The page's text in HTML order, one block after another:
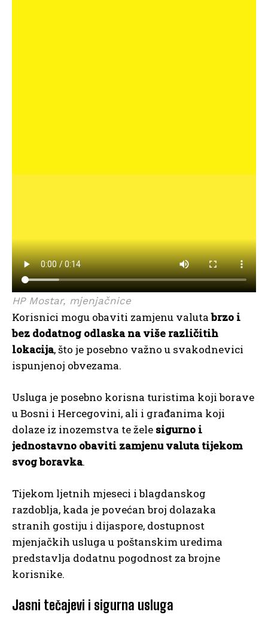
HP Mostar, mjenjačnice
Korisnici mogu obaviti zamjenu valutabrzo i
bez dodatnog odlaska na više različitih
lokacija, što je posebno važno u svakodnevici
ispunjenoj obvezama.
Usluga je posebno korisna turistima koji borave
u Bosni i Hercegovini, ali i građanima koji
dolaze iz inozemstva te žele sigurno i
jednostavno obaviti zamjenu valuta tijekom
svog boravka.
Tijekom ljetnih mjeseci i blagdanskog
razdoblja, kada je povećan broj dolazaka
stranih gostiju i dijaspore, dostupnost
mjenjačkih usluga u poštanskim uredima
predstavlja dodatnu pogodnost za brojne
korisnike.
Jasni tečajevi i sigurna usluga